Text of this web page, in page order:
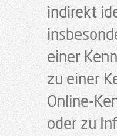
indirekt
einer
zu einer
Online-
oder zu